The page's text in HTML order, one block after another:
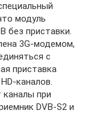
модуль
без приставки.
3G-модемом,
с
приставка
каналов.
при
DVB-S2 и